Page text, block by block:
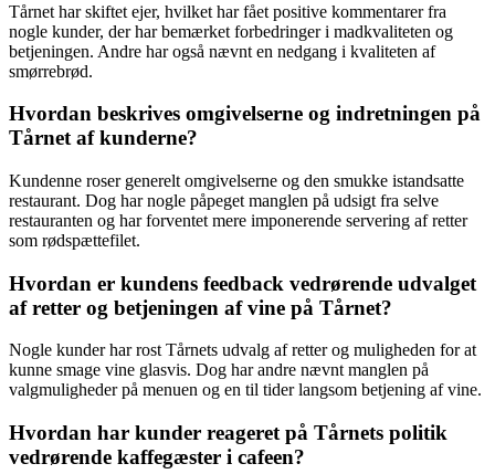
Tårnet har skiftet ejer, hvilket har fået positive kommentarer fra
nogle kunder, der har bemærket forbedringer i madkvaliteten og
betjeningen. Andre har også nævnt en nedgang i kvaliteten af
smørrebrød.
Hvordan beskrives omgivelserne og indretningen på
Tårnet af kunderne?
Kundenne roser generelt omgivelserne og den smukke istandsatte
restaurant. Dog har nogle påpeget manglen på udsigt fra selve
restauranten og har forventet mere imponerende servering af retter
som rødspættefilet.
Hvordan er kundens feedback vedrørende udvalget
af retter og betjeningen af vine på Tårnet?
Nogle kunder har rost Tårnets udvalg af retter og muligheden for at
kunne smage vine glasvis. Dog har andre nævnt manglen på
valgmuligheder på menuen og en til tider langsom betjening af vine.
Hvordan har kunder reageret på Tårnets politik
vedrørende kaffegæster i cafeen?